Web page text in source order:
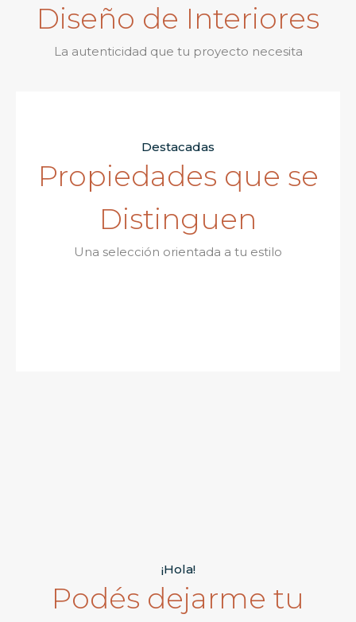
Diseño de Interiores
La autenticidad que tu proyecto necesita
Destacadas
Propiedades que se
Distinguen
Una selección orientada a tu estilo
¡Hola!
Podés dejarme tu